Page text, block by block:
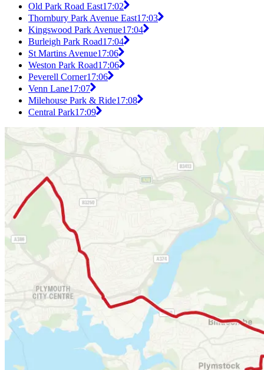
Old Park Road East17:02
Thornbury Park Avenue East17:03
Kingswood Park Avenue17:04
Burleigh Park Road17:04
St Martins Avenue17:06
Weston Park Road17:06
Peverell Corner17:06
Venn Lane17:07
Milehouse Park & Ride17:08
Central Park17:09